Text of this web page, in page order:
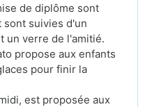
de diplôme sont
sont suivies d'un
un verre de l'amitié.
propose aux enfants
pour finir la
est proposée aux